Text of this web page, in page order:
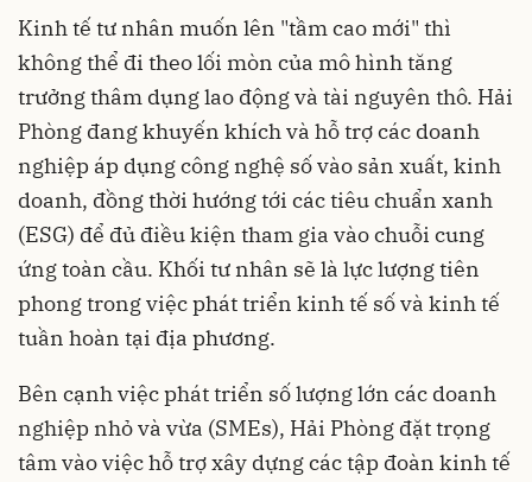
Kinh tế tư nhân muốn lên "tầm cao mới" thì
không thể đi theo lối mòn của mô hình tăng
trưởng thâm dụng lao động và tài nguyên thô. Hải
Phòng đang khuyến khích và hỗ trợ các doanh
nghiệp áp dụng công nghệ số vào sản xuất, kinh
doanh, đồng thời hướng tới các tiêu chuẩn xanh
(ESG) để đủ điều kiện tham gia vào chuỗi cung
ứng toàn cầu. Khối tư nhân sẽ là lực lượng tiên
phong trong việc phát triển kinh tế số và kinh tế
tuần hoàn tại địa phương.
Bên cạnh việc phát triển số lượng lớn các doanh
nghiệp nhỏ và vừa (SMEs), Hải Phòng đặt trọng
tâm vào việc hỗ trợ xây dựng các tập đoàn kinh tế